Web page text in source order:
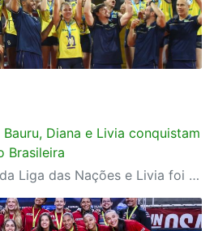
Diana e Livia conquistam
Brasileira
Diana ganhou a prata da Liga das Nações e Livia foi campeã da Copa Sul-Americana com Seleção B